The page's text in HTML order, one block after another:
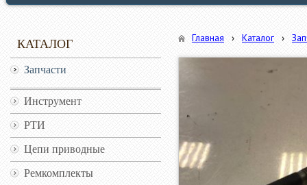
КАТАЛОГ
Запчасти
Инструмент
РТИ
Цепи приводные
Ремкомплекты
Главная › Каталог ›